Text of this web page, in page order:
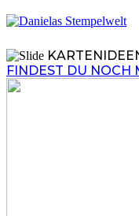
FINDEST DU NOCH